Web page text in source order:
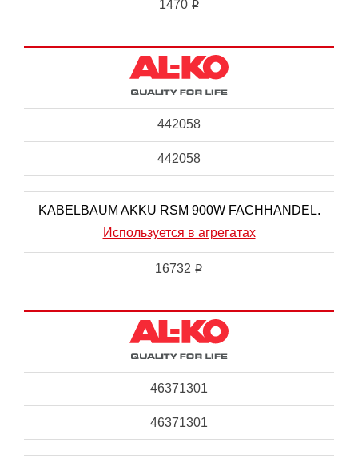
1470 i
442058
442058
KABELBAUM AKKU RSM 900W FACHHANDEL.
Используется в агрегатах
16732 i
46371301
46371301